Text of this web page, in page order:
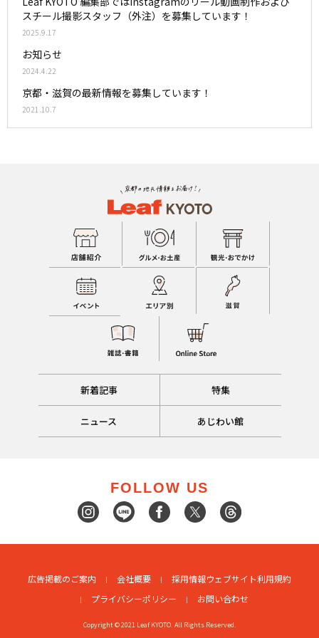
スチール撮影スタッフ（外注）を募集しています！
2025.9.17
お知らせ
2024.4.22
京都・滋賀の最新情報を募集しています！
2021.10.7
新着記事 特集
ニュース あじわい館
FOLLOW US
広告掲載のご案内 会社概要 採用情報ウェブサイト利用規約
プライバシーポリシー
お問い合わせ
Copyright © 2021 Leaf KYOTO. All Rights Reserved.